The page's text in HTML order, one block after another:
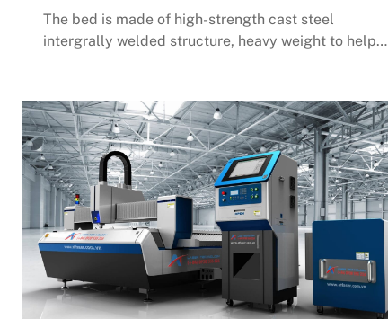
The bed is made of high-strength cast steel
intergrally welded structure, heavy weight to help…